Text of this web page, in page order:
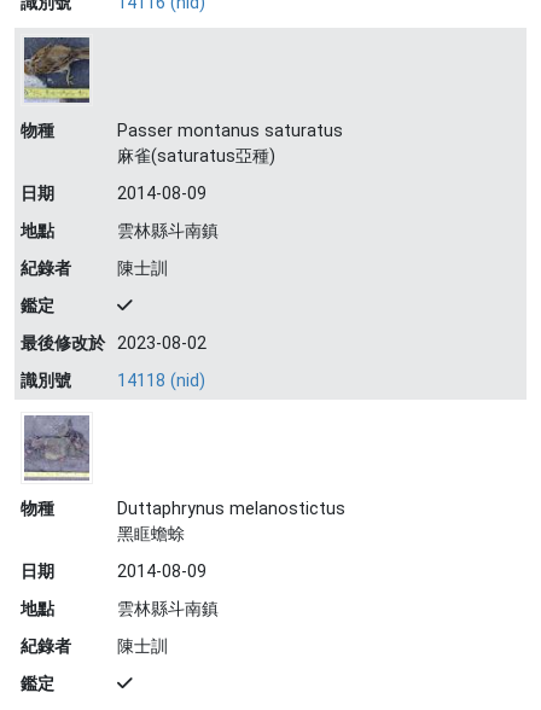
物種
Passer montanus saturatus
麻雀(saturatus亞種)
日期
2014-08-09
地點
雲林縣斗南鎮
紀錄者
陳士訓
鑑定
最後修改於 2023-08-02
識別號
14118 (nid)
物種
Duttaphrynus melanostictus
黑眶蟾蜍
日期
2014-08-09
地點
雲林縣斗南鎮
紀錄者
陳士訓
鑑定